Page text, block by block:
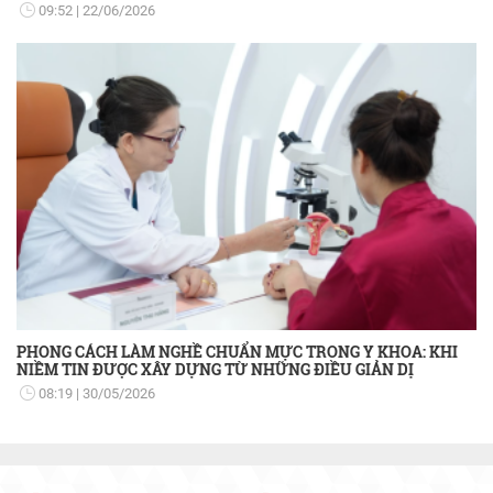
09:52 22/06/2026
PHONG CÁCH LÀM NGHỀ CHUẨN MỰC TRONG Y KHOA: KHI
NIỀM TIN ĐƯỢC XÂY DỰNG TỪ NHỮNG ĐIỀU GIẢN DỊ
08:19 30/05/2026